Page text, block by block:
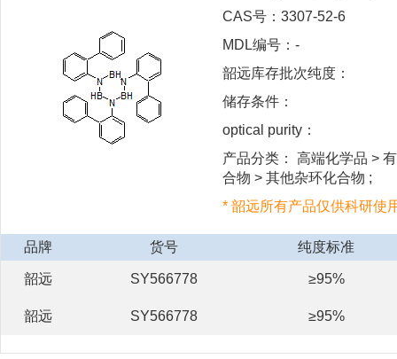
CAS号：3307-52-6
MDL编号：-
韶远库存批次纯度：
储存条件：
optical purity：
产品分类： 高端化学品 >
合物 > 其他杂环化合物 ;
* 韶远所有产品仅供科研使
品牌 货号 纯度标准
韶远 SY566778 ≥95%
韶远 SY566778 ≥95%